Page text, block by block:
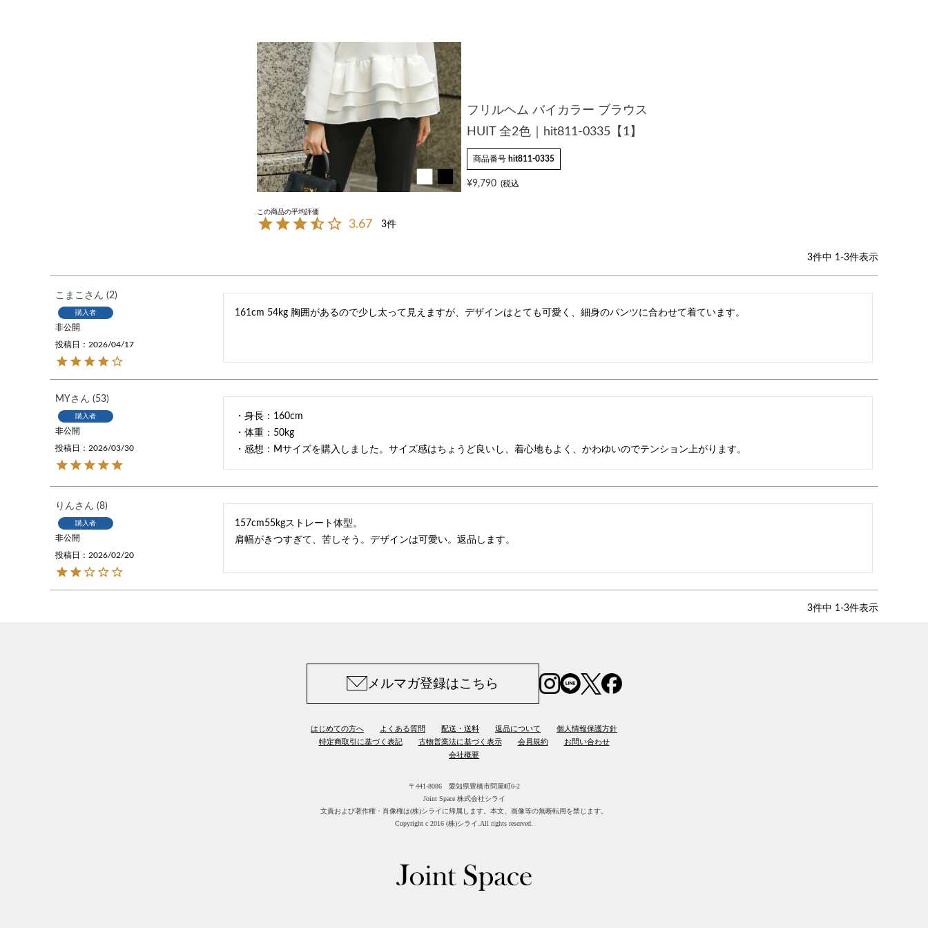
フリルヘム バイカラー ブラウス
HUIT 全2色｜hit811-0335【1】
商品番号 hit811-0335
¥9,790
3.67 3
3件中 1-3件表示
こまこ 2
購入者
非公開
投稿日 2026/04/17
MY 53
購入者
非公開
投稿日 2026/03/30
・身長：160cm
・体重：50kg
・感想：Mサイズを購入しました。サイズ感はちょうど良いし、着心地もよく、かわゆいのでテンション上がります。
りん 8
購入者
非公開
投稿日 2026/02/20
157cm55kgストレート体型。
肩幅がきつすぎて、苦しそう。デザインは可愛い。返品します。
3件中 1-3件表示
メルマガ登録はこちら
はじめての方へ よくある質問 配送・送料 返品について
個人情報保護方針
特定商取引に基づく表記
古物営業法に基づく表示 会員規約
お問い合わせ
会社概要
〒441-8086 愛知県豊橋市問屋町6-2
Joint Space 株式会社シライ
文責および著作権・肖像権は(株)シライに帰属します。 本文、画像等の無断転用を禁じます。
Copyright c 2016 (株)シライ.All rights reserved.